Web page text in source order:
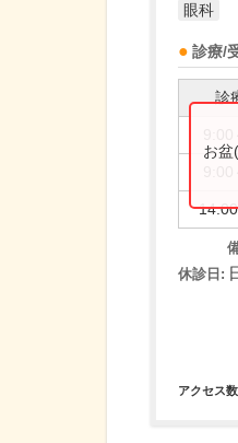
眼科
診療/
診
お盆
休診日:
アクセス数